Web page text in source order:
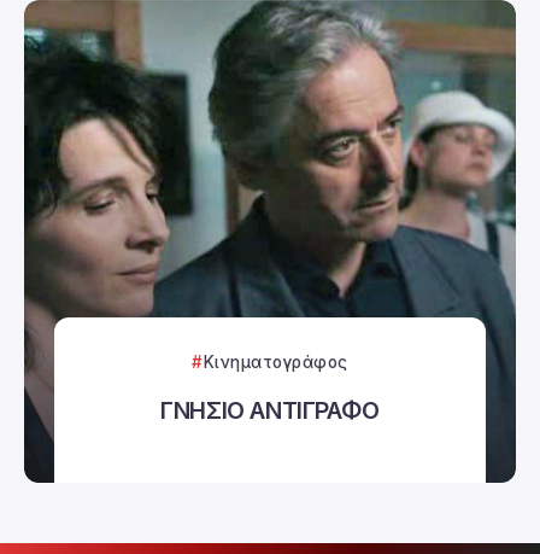
Κινηματογράφος
ΓΝΗΣΙΟ ΑΝΤΙΓΡΑΦΟ